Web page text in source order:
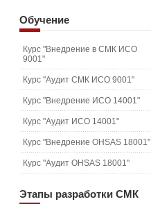
Обучение
Курс "Внедрение в СМК ИСО
9001"
Курс "Аудит СМК ИСО 9001"
Курс "Внедрение ИСО 14001"
Курс "Аудит ИСО 14001"
Курс "Внедрение OHSAS 18001"
Курс "Аудит OHSAS 18001"
Этапы разработки СМК